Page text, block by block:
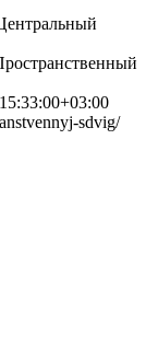
sdvig/